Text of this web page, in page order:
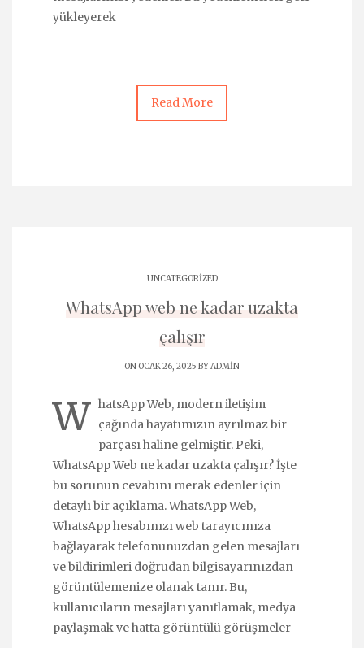
yükleyerek
Read More
UNCATEGORIZED
WhatsApp web ne kadar uzakta
çalışır
ON OCAK 26, 2025 BYADMIN
W hatsApp Web, modern iletişim
çağında hayatımızın ayrılmaz bir
parçası haline gelmiştir. Peki,
WhatsApp Web ne kadar uzakta çalışır? İşte
bu sorunun cevabını merak edenler için
detaylı bir açıklama. WhatsApp Web,
WhatsApp hesabınızı web tarayıcınıza
bağlayarak telefonunuzdan gelen mesajları
ve bildirimleri doğrudan bilgisayarınızdan
görüntülemenize olanak tanır. Bu,
kullanıcıların mesajları yanıtlamak, medya
paylaşmak ve hatta görüntülü görüşmeler